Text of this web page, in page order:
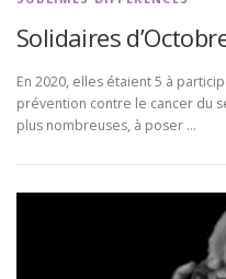
Solidaires
En 2020, elles étaient 5 à
prévention contre le cancer du
plus nombreuses, à poser …